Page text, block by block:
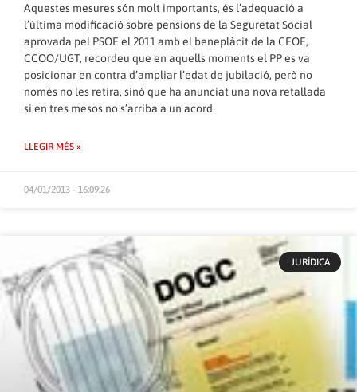
Aquestes mesures són molt importants, és l’adequació a
l’última modificació sobre pensions de la Seguretat Social
aprovada pel PSOE el 2011 amb el beneplàcit de la CEOE,
CCOO/UGT, recordeu que en aquells moments el PP es va
posicionar en contra d’ampliar l’edat de jubilació, però no
només no les retira, sinó que ha anunciat una nova retallada
si en tres mesos no s’arriba a un acord.
LLEGIR MÉS »
04/01/2013 - 16:09:26
JURÍDICA